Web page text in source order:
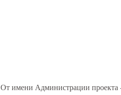
имени Администрации